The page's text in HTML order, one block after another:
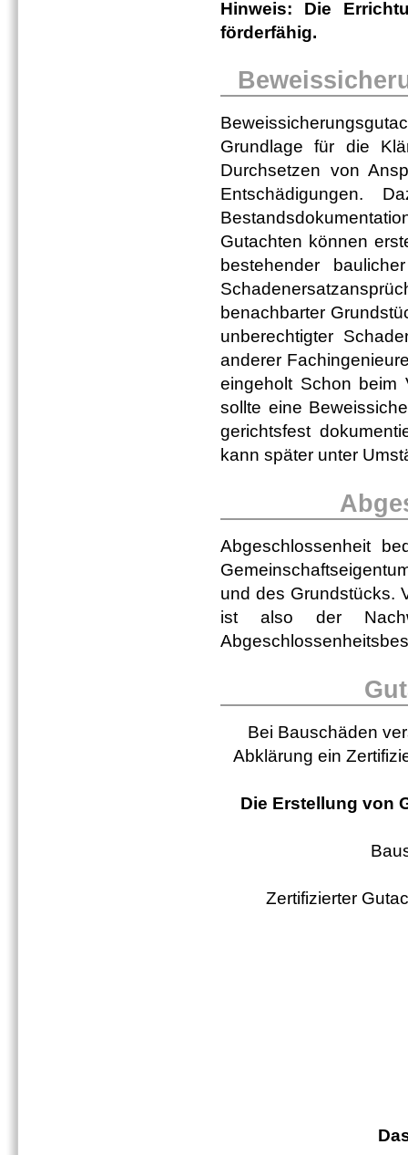
Hinweis: Die
förderfähig.
Grundlage für die
Durchsetzen von
Entschädigungen.
Gutachten können
bestehender
benachbarter
unberechtigter
anderer
eingeholt Schon beim
sollte eine
gerichtsfest
kann später unter
Abgeschlossenheit
und des Grundstücks.
ist also der
Bei Bauschäden
Abklärung ein
Die Erstellung von
Zertifizierter